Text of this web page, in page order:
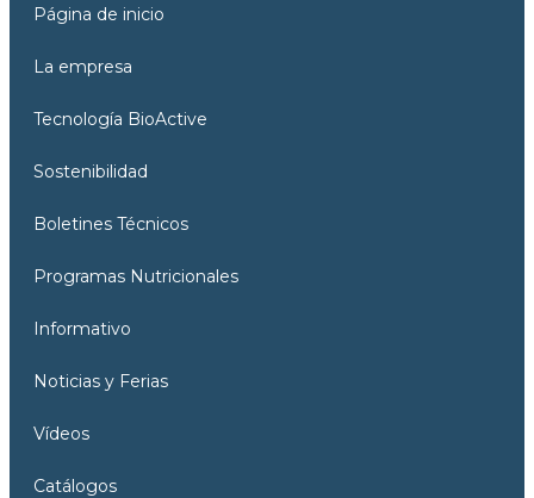
Página de inicio
La empresa
Tecnología BioActive
Sostenibilidad
Boletines Técnicos
Programas Nutricionales
Informativo
Noticias y Ferias
Vídeos
Catálogos